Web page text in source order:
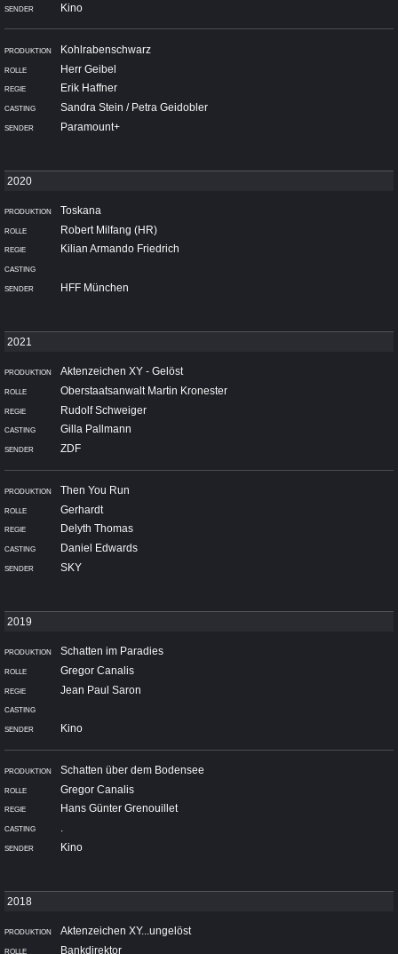
Kino
Kohlrabenschwarz
Herr Geibel
Erik Haffner
Sandra Stein / Petra Geidobler
Paramount+
Toskana
Robert Milfang (HR)
Kilian Armando Friedrich
HFF München
Aktenzeichen XY - Gelöst
Oberstaatsanwalt Martin Kronester
Rudolf Schweiger
Gilla Pallmann
ZDF
Then You Run
Gerhardt
Delyth Thomas
Daniel Edwards
SKY
Schatten im Paradies
Gregor Canalis
Jean Paul Saron
Kino
Schatten über dem Bodensee
Gregor Canalis
Hans Günter Grenouillet
.
Kino
Aktenzeichen XY...ungelöst
Bankdirektor